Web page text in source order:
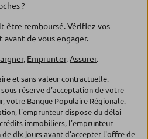
?
être remboursé. Vérifiez vos
de vous engager.
, Emprunter,Assurer.
et sans valeur contractuelle.
réserve d'acceptation de votre
votre Banque Populaire Régionale.
l'emprunteur dispose du délai
immobiliers, l'emprunteur
dix jours avant d'accepter l'offre de